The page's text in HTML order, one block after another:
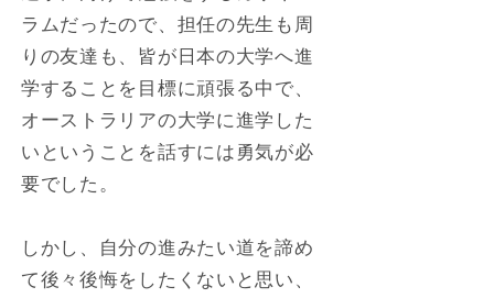
ラムだったので、担任の先生も周
りの友達も、皆が日本の大学へ進
学することを目標に頑張る中で、
オーストラリアの大学に進学した
いということを話すには勇気が必
要でした。
しかし、自分の進みたい道を諦め
て後々後悔をしたくないと思い、